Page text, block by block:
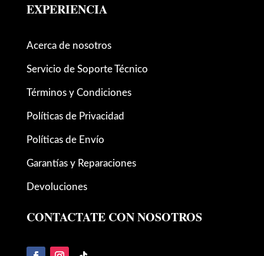
EXPERIENCIA
Acerca de nosotros
Servicio de Soporte Técnico
Términos y Condiciones
Políticas de Privacidad
Políticas de Envío
Garantías y Reparaciones
Devoluciones
CONTACTATE CON NOSOTROS